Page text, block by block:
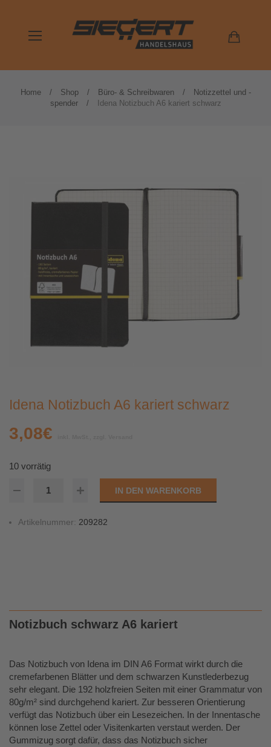
Home Shop Büro- & Schreibwaren
Notizzettel und -
spender
Idena Notizbuch A6 kariert schwarz
Idena Notizbuch A6 kariert schwarz
3,08€
10 vorrätig
IN DEN WARENKORB
Artikelnummer: 209282
Notizbuch schwarz A6 kariert
Das Notizbuch von Idena im DIN A6 Format wirkt durch die
cremefarbenen Blätter und dem schwarzen Kunstlederbezug
sehr elegant. Die 192 holzfreien Seiten mit einer Grammatur von
80g/m² sind durchgehend kariert. Zur besseren Orientierung
verfügt das Notizbuch über ein Lesezeichen. In der Innentasche
können lose Zettel oder Visitenkarten verstaut werden. Der
Gummizug sorgt dafür, dass das Notizbuch sicher